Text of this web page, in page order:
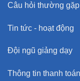
Câu hỏi thường gặp
Tin tức - hoạt động
Đội ngũ giảng dạy
Thông tin thanh toán